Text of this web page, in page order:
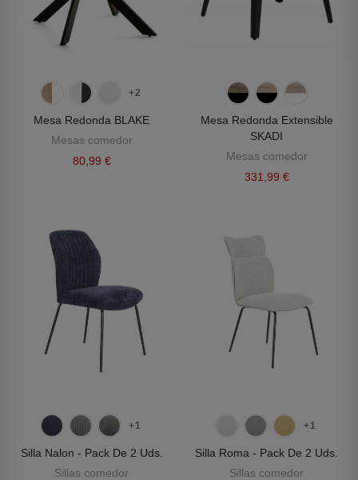
+2
Mesa Redonda BLAKE
Mesas comedor
80,99 €
Mesa Redonda Extensible
SKADI
Mesas comedor
331,99 €
+1
Silla Nalon - Pack De 2 Uds.
Sillas comedor
+1
Silla Roma - Pack De 2 Uds.
Sillas comedor